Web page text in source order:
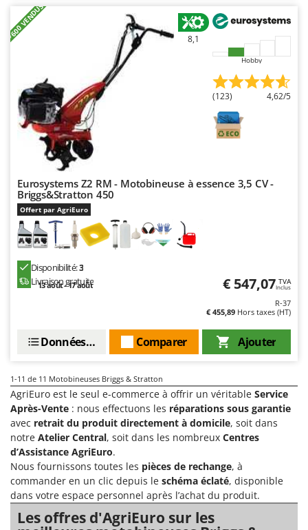
Royal Food
Ryobi
S.T.P.
Santos
Sbaraglia
Schnitzer
Seven Italy
Shark
Silky
Simatech
Smeg
Snapper
Solidur
Spice Electronics
Spiralmac
Spring Protezione
Spyro
Stanley
+600 VENDUS 8,1
Hobby
(123) 4,62/5
Eurosystems Z2 RM - Motobineuse à essence 3,5 CV -
Briggs&Stratton 450
Offert par AgriEuro
Disponibilité:3
Livraison gratuite
13 août - 17 août € 547,07 TVA
Inclus
R-37
€ 455,89 Hors taxes (HT)
Ajouter
Comparer
Données techniques
1-11 de 11 Motobineuses Briggs & Stratton
AgriEuro est le seul e-commerce à offrir un véritable Service
Après-Vente : nous effectuons les réparations sous garantie
avec retrait du produit directement à domicile, soit dans
notre Atelier Central, soit dans les nombreux Centres
d’Assistance AgriEuro.
Nous fournissons toutes les pièces de rechange, à
commander en un clic depuis le schéma éclaté, disponible
dans votre espace personnel après l’achat du produit.
Les offres d'AgriEuro sur les